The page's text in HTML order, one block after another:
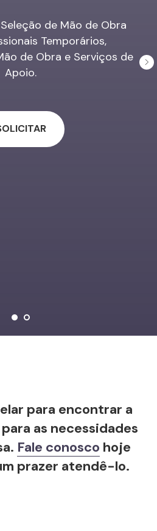
de Mão de Obra
Temporários,
de Obra e Serviços de
Apoio.
para encontrar a
as necessidades
Fale conosco hoje
prazer atendê-lo.